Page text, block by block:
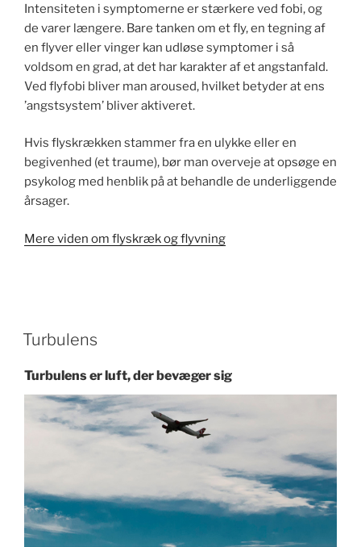
Intensiteten i symptomerne er stærkere ved fobi, og
de varer længere. Bare tanken om et fly, en tegning af
en flyver eller vinger kan udløse symptomer i så
voldsom en grad, at det har karakter af et angstanfald.
Ved flyfobi bliver man aroused, hvilket betyder at ens
’angstsystem’ bliver aktiveret.
Hvis flyskrækken stammer fra en ulykke eller en
begivenhed (et traume), bør man overveje at opsøge en
psykolog med henblik på at behandle de underliggende
årsager.
Mere viden om flyskræk og flyvning
Turbulens
Turbulens er luft, der bevæger sig